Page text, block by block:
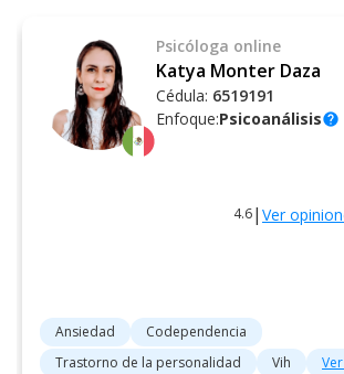
Psicóloga online
Katya Monter Daza
Cédula: 6519191
Enfoque:Psicoanálisishelp
4.6| Ver
Ansiedad
Codependencia
Trastorno de la personalidad
Vih